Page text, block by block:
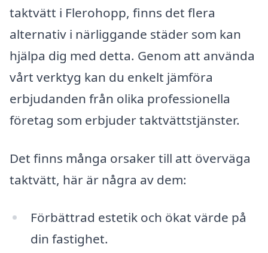
taktvätt i Flerohopp, finns det flera
alternativ i närliggande städer som kan
hjälpa dig med detta. Genom att använda
vårt verktyg kan du enkelt jämföra
erbjudanden från olika professionella
företag som erbjuder taktvättstjänster.
Det finns många orsaker till att överväga
taktvätt, här är några av dem:
Förbättrad estetik och ökat värde på
din fastighet.